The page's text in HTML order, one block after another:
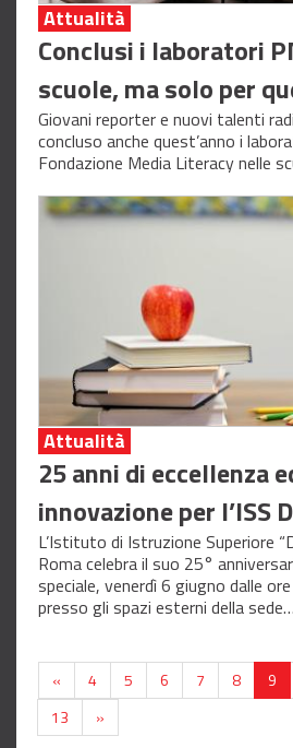
Attualità
Conclusi i laboratori
scuole, ma solo per
Giovani reporter e nuovi talenti
concluso anche quest’anno i
Fondazione Media Literacy nelle
Attualità
25 anni di eccellenza
innovazione per l’ISS
L’Istituto di Istruzione Superiore
Roma celebra il suo 25°
speciale, venerdì 6 giugno dalle
presso gli spazi esterni della sede…
« 4 5 6 7 8 9
13
»